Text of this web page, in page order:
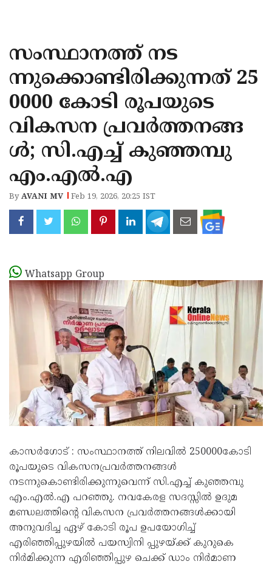
KANNUR
KASARAGOD
സംസ്ഥാനത്ത് നട
ന്നുക്കൊണ്ടിരിക്കുന്നത് 25
0000 കോടി രൂപയുടെ
വികസന പ്രവർത്തനങ്ങ
ൾ; സി.എച്ച് കുഞ്ഞമ്പു
എം.എൽ.എ
ByAVANI MV Feb 19, 2026, 20:25 IST
Whatsapp Group
കാസർ​ഗോട് : സംസ്ഥാനത്ത് നിലവിൽ 250000കോടി
രൂപയുടെ വികസനപ്രവർത്തനങ്ങൾ
നടന്നുകൊണ്ടിരിക്കുന്നുവെന്ന് സി.എച്ച് കുഞ്ഞമ്പു
എം.എൽ.എ പറഞ്ഞു. നവകേരള സദസ്സിൽ ഉദുമ
മണ്ഡലത്തിന്റെ വികസന പ്രവർത്തനങ്ങൾക്കായി
അനുവദിച്ച ഏഴ് കോടി രൂപ ഉപയോഗിച്ച്
എരിഞ്ഞിപ്പുഴയിൽ പയസ്വിനി പ്പുഴയ്ക്ക് കുറുകെ
നിർമിക്കുന്ന എരിഞ്ഞിപ്പുഴ ചെക്ക് ഡാം നിർമാണ